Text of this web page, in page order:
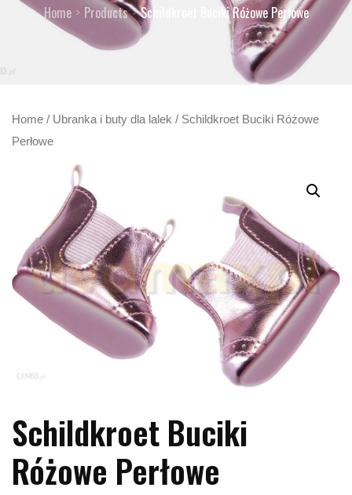
Home Products Schildkroet Buciki Różowe Perłowe
Home / Ubranka i buty dla lalek / Schildkroet Buciki Różowe
Perłowe
Schildkroet Buciki
Różowe Perłowe